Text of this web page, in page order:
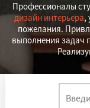
Профессионалы
дизайн интерьера,
пожелания.
выполнения задач